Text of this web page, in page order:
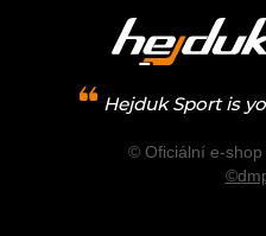
Hejduk Sport is
© Oficiální e-shop